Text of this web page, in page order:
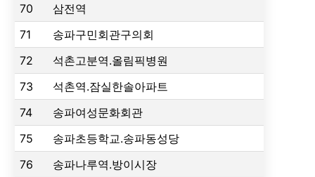
70
삼전역
71
송파구민회관구의회
72
석촌고분역.올림픽병원
73
석촌역.잠실한솔아파트
74
송파여성문화회관
75
송파초등학교.송파동성당
76
송파나루역.방이시장